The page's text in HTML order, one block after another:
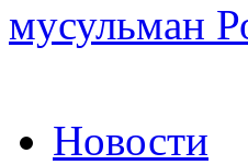
мусульман
Новости